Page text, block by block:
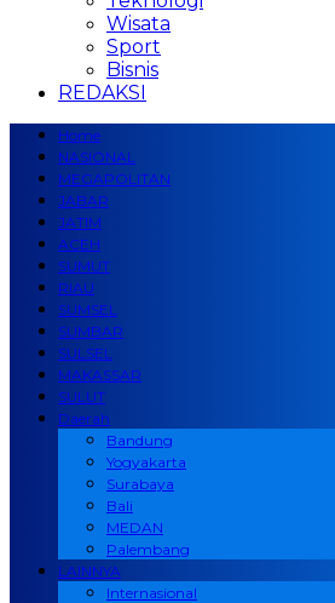
Wisata
Sport
Bisnis
REDAKSI
Home
NASIONAL
MEGAPOLITAN
JABAR
JATIM
ACEH
SUMUT
RIAU
SUMSEL
SUMBAR
SULSEL
MAKASSAR
SULUT
Daerah
Bandung
Yogyakarta
Surabaya
Bali
MEDAN
Palembang
LAINNYA
Internasional